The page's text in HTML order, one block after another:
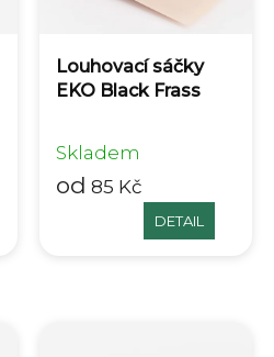
Louhovací sáčky
EKO Black Frass
Skladem
od 85 Kč
DETAIL